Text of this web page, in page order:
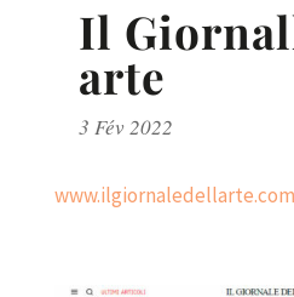
Il
arte
3 Fév 2022
www.ilgiornaledellarte.com